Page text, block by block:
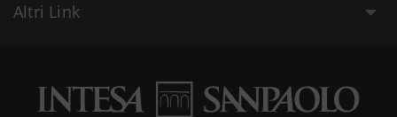
Altri Link